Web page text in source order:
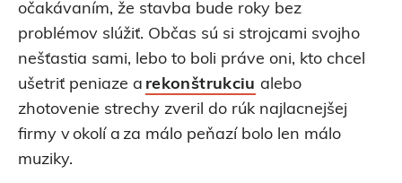
očakávaním, že stavba bude roky bez
problémov slúžiť. Občas sú si strojcami svojho
nešťastia sami, lebo to boli práve oni, kto chcel
ušetriť peniaze a rekonštrukciu alebo
zhotovenie strechy zveril do rúk najlacnejšej
firmy v okolí a za málo peňazí bolo len málo
muziky.